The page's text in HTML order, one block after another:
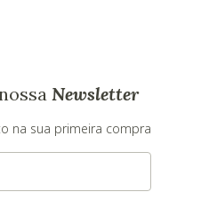
Newsletter
na sua primeira compra